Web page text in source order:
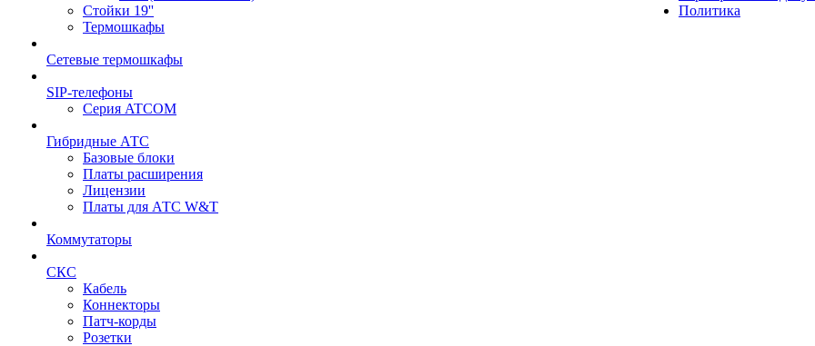
Стойки 19''
Термошкафы
Сетевые термошкафы
SIP-телефоны
Серия ATCOM
Гибридные АТС
Базовые блоки
Платы расширения
Лицензии
Платы для АТС W&T
Коммутаторы
СКС
Кабель
Коннекторы
Патч-корды
Розетки
Политика